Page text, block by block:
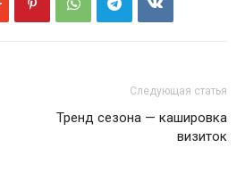
Следующая статья
Тренд сезона — кашировка
визиток